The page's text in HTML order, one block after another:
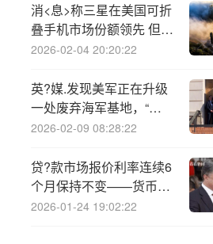
消<息>称三星在美国可折
叠手机市场份额领先 但明
年面临苹果挑战
2026-02-04 20:20:22
英?媒.发现美军正在升级
一处废弃海军基地，“可
能想恐吓马杜罗”
2026-02-09 08:28:22
贷?款市场报价利率连续6
个月保持不变——货币政
策适度宽松仍有空间
2026-01-24 19:02:22